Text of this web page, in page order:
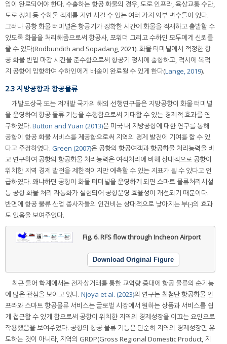
입이 완료되어야 한다. 수출하는 항공 화물의 경우, 도로 인프라, 육상교통 수단,
도로 정체 등 수하물 적재를 지연 시킬 수 있는 여러 가지 외부 변수들이 있다.
그러나 공항 화물 터미널은 항공기가 정확한 시간에 화물을 적재하고 출발할 수
있도록 화물을 처리해줌으로써 항공사, 포워더 그리고 수하인 모두에게 신뢰를
줄 수 있다(Rodbundith and Sopadang, 2021). 화물 터미널에서 적정한 항
공 화물 반입 마감 시간을 준수함으로써 항공기 정시에 출항하고, 적시에 목적
지 공항에 입항하여 수하인에게 배송이 완료될 수 있게 한다(Lange, 2019).
2.3 지방공항과 항공물류
개발도상국 또는 저개발 국가의 해외 선행연구들은 지방공항이 화물 터미널
을 운영하여 항공 물류 기능을 수행함으로써 기대할 수 있는 경제적 효과를 연
구하였다. Button and Yuan (2013)은 미국 내 지방공항에 대한 연구를 통해
공항이 항공 화물 서비스를 제공함으로써 지역의 경제 발전에 기여를 할 수 있
다고 주장하였다. Green (2007)은 공항의 항공여객과 항공화물 처리능력을 비
교 연구하여 공항의 항공화물 처리능력은 여객처리에 비해 상대적으로 공항이
위치한 지역 경제 발전을 제한적이지만 예측할 수 있는 지표가 될 수 있다고 언
급하였다. 왜냐하면 공항이 화물 터미널을 운영하게 되면 스마트 물류처리시설
등 공항 화물 처리 자동화가 실현되어 공항운영 효율성이 개선되기 때문이다.
반면에 항공 물류 산업 종사자들의 인건비는 상대적으로 낮아지는 부(-)의 효과
도 있음을 보여주었다.
Fig. 6.RFS flow through Incheon Airport
Download Original Figure
최근 들어 학계에서는 전자상거래를 통한 교역량 증대에 항공 물류의 순기능
에 많은 관심을 보이고 있다. Njoya et al. (2023)의 연구는 최첨단 항공화물 인
프라와 스마트 항공물류 서비스는 글로벌 시장에서 원하는 상품과 서비스를 쉽
게 접근할 수 있게 함으로써 공항이 위치한 지역의 경제성장을 이끄는 요인으로
작용했음을 보여주었다. 공항의 항공 물류 기능은 단순히 지역의 경제성장만 유
도하는 것이 아니라, 지역의 GRDP(Gross Regional Domestic Product, 지